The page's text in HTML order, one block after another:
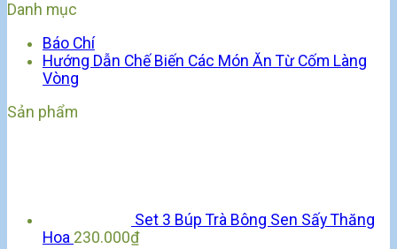
Danh mục
Báo Chí
Hướng Dẫn Chế Biến Các Món Ăn Từ Cốm Làng
Vòng
Sản phẩm
Set 3 Búp Trà Bông Sen Sấy Thăng
Hoa 230.000₫